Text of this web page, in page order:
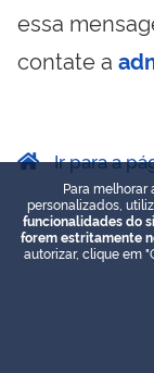
essa
contate a
Ir para a
Para melhorar
personalizados,
funcionalidades do
forem estritamente
autorizar, clique em